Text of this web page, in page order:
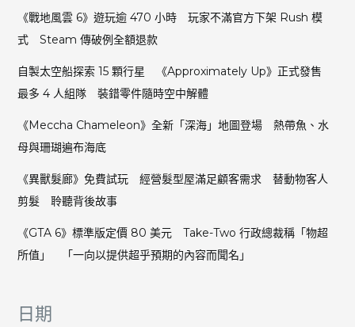
《戰地風雲 6》遊玩逾 470 小時 玩家不滿官方下架 Rush 模
式 Steam 傳破例全額退款
自製太空船探索 15 顆行星 《Approximately Up》正式發售
最多 4 人組隊 裝錯零件隨時空中解體
《Meccha Chameleon》全新「深海」地圖登場 熱帶魚、水
母與珊瑚遍布海底
《異獸髮廊》免費試玩 經營髮型屋滿足顧客需求 替動物客人
剪髮 聆聽背後故事
《GTA 6》標準版定價 80 美元 Take-Two 行政總裁稱「物超
所值」 「一向以提供超乎預期的內容而聞名」
日期